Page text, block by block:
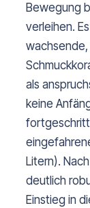
Bewegung
verleihen.
als
keine
Litern).
deutlich
Einstieg in